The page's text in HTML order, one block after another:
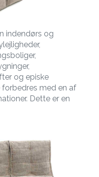
indendørs og
og episke
med en af
Dette er en